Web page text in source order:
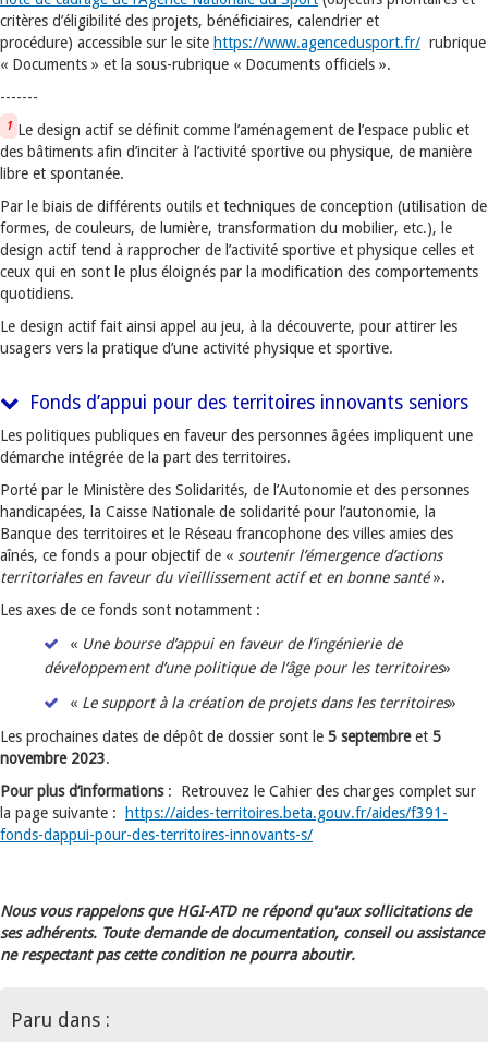
critères d’éligibilité des projets, bénéficiaires, calendrier et
procédure) accessible sur le site https://www.agencedusport.fr/ rubrique
« Documents » et la sous-rubrique « Documents officiels ».
-------
1 Le design actif se définit comme l’aménagement de l’espace public et
des bâtiments afin d’inciter à l’activité sportive ou physique, de manière
libre et spontanée.
Par le biais de différents outils et techniques de conception (utilisation de
formes, de couleurs, de lumière, transformation du mobilier, etc.), le
design actif tend à rapprocher de l’activité sportive et physique celles et
ceux qui en sont le plus éloignés par la modification des comportements
quotidiens.
Le design actif fait ainsi appel au jeu, à la découverte, pour attirer les
usagers vers la pratique d’une activité physique et sportive.
Fonds d’appui pour des territoires innovants seniors
Les politiques publiques en faveur des personnes âgées impliquent une
démarche intégrée de la part des territoires.
Porté par le Ministère des Solidarités, de l’Autonomie et des personnes
handicapées, la Caisse Nationale de solidarité pour l’autonomie, la
Banque des territoires et le Réseau francophone des villes amies des
aînés, ce fonds a pour objectif de « soutenir l’émergence d’actions
territoriales en faveur du vieillissement actif et en bonne santé».
Les axes de ce fonds sont notamment :
« Une bourse d’appui en faveur de l’ingénierie de
développement d’une politique de l’âge pour les territoires»
« Le support à la création de projets dans les territoires»
Les prochaines dates de dépôt de dossier sont le 5 septembreet 5
novembre 2023.
Pour plus d’informations:
Retrouvez le Cahier des charges complet sur
la page suivante :
https://aides-territoires.beta.gouv.fr/aides/f391-
fonds-dappui-pour-des-territoires-innovants-s/
Nous vous rappelons que HGI-ATD ne répond qu'aux sollicitations de
ses adhérents. Toute demande de documentation, conseil ou assistance
ne respectant pas cette condition ne pourra aboutir.
Paru dans :